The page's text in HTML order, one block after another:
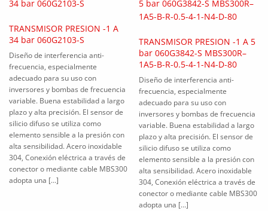
TRANSMISOR PRESION -1 A
34 bar 060G2103-S
Diseño de interferencia anti-
frecuencia, especialmente
adecuado para su uso con
inversores y bombas de frecuencia
variable. Buena estabilidad a largo
plazo y alta precisión. El sensor de
silicio difuso se utiliza como
elemento sensible a la presión con
alta sensibilidad. Acero inoxidable
304, Conexión eléctrica a través de
conector o mediante cable MBS300
adopta una […]
TRANSMISOR PRESION -1 A 5
bar 060G3842-S MBS300R–
1A5-B-R-0.5-4-1-N4-D-80
Diseño de interferencia anti-
frecuencia, especialmente
adecuado para su uso con
inversores y bombas de frecuencia
variable. Buena estabilidad a largo
plazo y alta precisión. El sensor de
silicio difuso se utiliza como
elemento sensible a la presión con
alta sensibilidad. Acero inoxidable
304, Conexión eléctrica a través de
conector o mediante cable MBS300
adopta una […]